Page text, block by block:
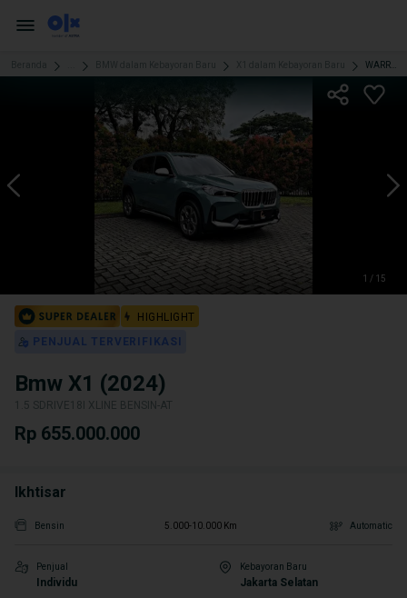
1 / 15
HIGHLIGHT
PENJUAL TERVERIFIKASI
Bmw X1 (2024)
1.5 SDRIVE18I XLINE BENSIN-AT
Rp 655.000.000
Ikhtisar
Bensin 5.000-10.000 Km Automatic
Penjual
Individu
Kebayoran Baru
Jakarta Selatan